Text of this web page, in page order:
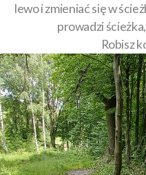
lewo i zmieniać się w
prowadzi
Robisz